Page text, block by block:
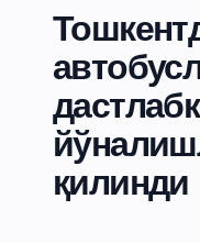
қилинди